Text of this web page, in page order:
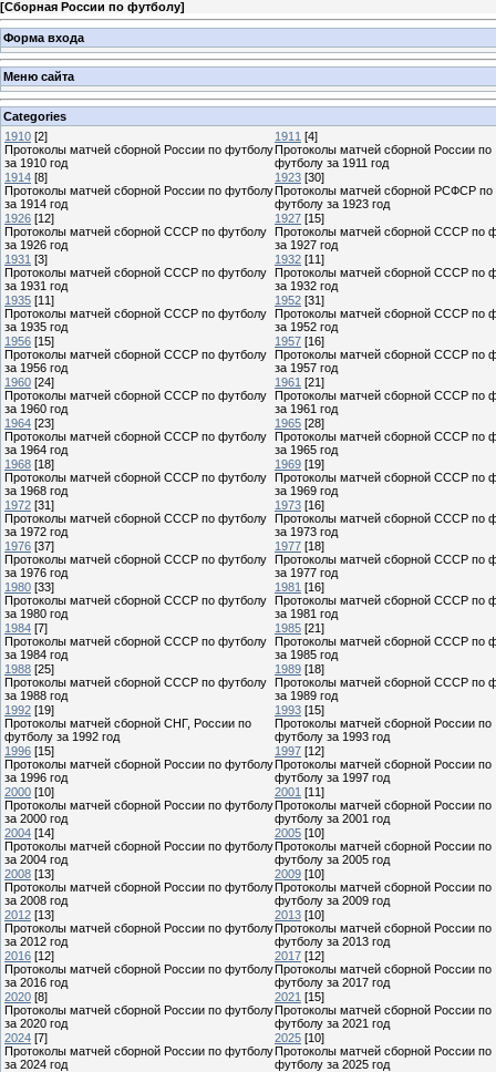
[Сборная России по футболу]
Форма входа
Меню сайта
Categories
1910 [2]
Протоколы матчей сборной России по футболу
за 1910 год
1911 [4]
Протоколы матчей сборной России по
футболу за 1911 год
1914 [8]
Протоколы матчей сборной России по футболу
за 1914 год
1923 [30]
Протоколы матчей сборной РСФСР по
футболу за 1923 год
1926 [12]
Протоколы матчей сборной СССР по футболу
за 1926 год
1927 [15]
Протоколы матчей сборной СССР по
за 1927 год
1931 [3]
Протоколы матчей сборной СССР по футболу
за 1931 год
1932 [11]
Протоколы матчей сборной СССР по
за 1932 год
1935 [11]
Протоколы матчей сборной СССР по футболу
за 1935 год
1952 [31]
Протоколы матчей сборной СССР по
за 1952 год
1956 [15]
Протоколы матчей сборной СССР по футболу
за 1956 год
1957 [16]
Протоколы матчей сборной СССР по
за 1957 год
1960 [24]
Протоколы матчей сборной СССР по футболу
за 1960 год
1961 [21]
Протоколы матчей сборной СССР по
за 1961 год
1964 [23]
Протоколы матчей сборной СССР по футболу
за 1964 год
1965 [28]
Протоколы матчей сборной СССР по
за 1965 год
1968 [18]
Протоколы матчей сборной СССР по футболу
за 1968 год
1969 [19]
Протоколы матчей сборной СССР по
за 1969 год
1972 [31]
Протоколы матчей сборной СССР по футболу
за 1972 год
1973 [16]
Протоколы матчей сборной СССР по
за 1973 год
1976 [37]
Протоколы матчей сборной СССР по футболу
за 1976 год
1977 [18]
Протоколы матчей сборной СССР по
за 1977 год
1980 [33]
Протоколы матчей сборной СССР по футболу
за 1980 год
1981 [16]
Протоколы матчей сборной СССР по
за 1981 год
1984 [7]
Протоколы матчей сборной СССР по футболу
за 1984 год
1985 [21]
Протоколы матчей сборной СССР по
за 1985 год
1988 [25]
Протоколы матчей сборной СССР по футболу
за 1988 год
1989 [18]
Протоколы матчей сборной СССР по
за 1989 год
1992 [19]
Протоколы матчей сборной СНГ, России по
футболу за 1992 год
1993 [15]
Протоколы матчей сборной России по
футболу за 1993 год
1996 [15]
Протоколы матчей сборной России по футболу
за 1996 год
1997 [12]
Протоколы матчей сборной России по
футболу за 1997 год
2000 [10]
Протоколы матчей сборной России по футболу
за 2000 год
2001 [11]
Протоколы матчей сборной России по
футболу за 2001 год
2004 [14]
Протоколы матчей сборной России по футболу
за 2004 год
2005 [10]
Протоколы матчей сборной России по
футболу за 2005 год
2008 [13]
Протоколы матчей сборной России по футболу
за 2008 год
2009 [10]
Протоколы матчей сборной России по
футболу за 2009 год
2012 [13]
Протоколы матчей сборной России по футболу
за 2012 год
2013 [10]
Протоколы матчей сборной России по
футболу за 2013 год
2016 [12]
Протоколы матчей сборной России по футболу
за 2016 год
2017 [12]
Протоколы матчей сборной России по
футболу за 2017 год
2020 [8]
Протоколы матчей сборной России по футболу
за 2020 год
2021 [15]
Протоколы матчей сборной России по
футболу за 2021 год
2024 [7]
Протоколы матчей сборной России по футболу
за 2024 год
2025 [10]
Протоколы матчей сборной России по
футболу за 2025 год